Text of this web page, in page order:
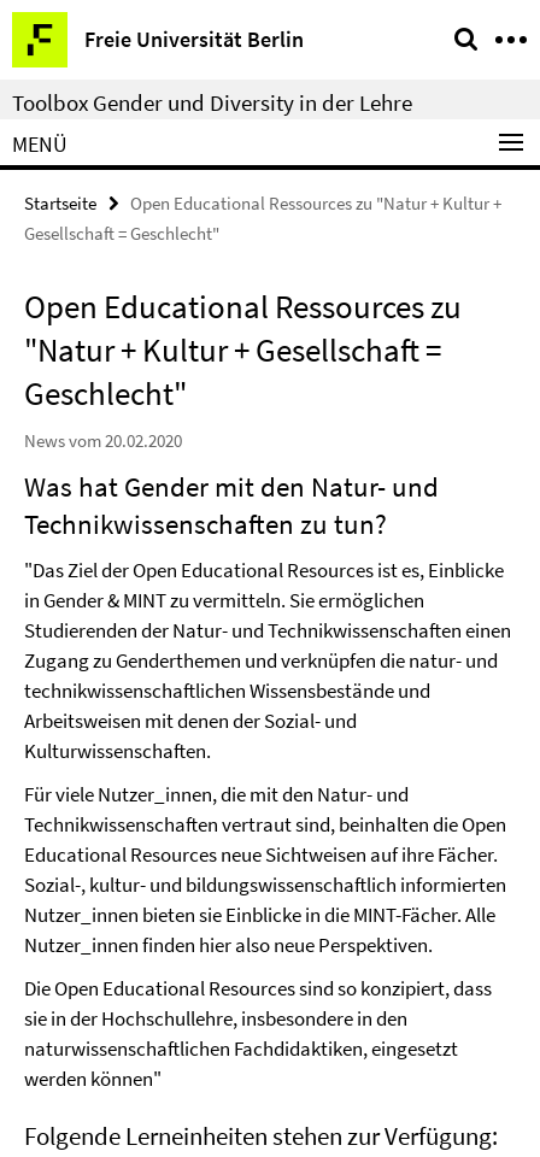
Springe
direkt
zu
Inhalt
Freie Universität Berlin
Service-
Navigation
Toolbox Gender und Diversity in der Lehre
MENÜ
Startseite
Open Educational Ressources zu "Natur + Kultur +
Gesellschaft = Geschlecht"
Open Educational Ressources zu
"Natur + Kultur + Gesellschaft =
Geschlecht"
News vom 20.02.2020
Was hat Gender mit den Natur- und
Technikwissenschaften zu tun?
"Das Ziel der Open Educational Resources ist es, Einblicke
in Gender & MINT zu vermitteln. Sie ermöglichen
Studierenden der Natur- und Technikwissenschaften einen
Zugang zu Genderthemen und verknüpfen die natur- und
technikwissenschaftlichen Wissensbestände und
Arbeitsweisen mit denen der Sozial- und
Kulturwissenschaften.
Für viele Nutzer_innen, die mit den Natur- und
Technikwissenschaften vertraut sind, beinhalten die Open
Educational Resources neue Sichtweisen auf ihre Fächer.
Sozial-, kultur- und bildungswissenschaftlich informierten
Nutzer_innen bieten sie Einblicke in die MINT-Fächer. Alle
Nutzer_innen finden hier also neue Perspektiven.
Die Open Educational Resources sind so konzipiert, dass
sie in der Hochschullehre, insbesondere in den
naturwissenschaftlichen Fachdidaktiken, eingesetzt
werden können"
Folgende Lerneinheiten stehen zur Verfügung: